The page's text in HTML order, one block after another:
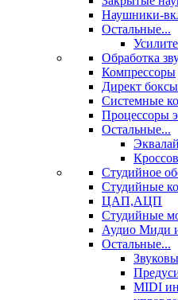
Наушники-
Остальные...
Обработка
Компрессоры
Директ боксы
Системные
Процессоры
Остальные...
Студийное
Студийные
ЦАП,АЦП
Студийные
Аудио Миди
Остальные...
MIDI